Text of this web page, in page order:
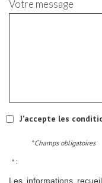
Votre message
J'accepte les
* Champs obligatoires
* :
Les informations